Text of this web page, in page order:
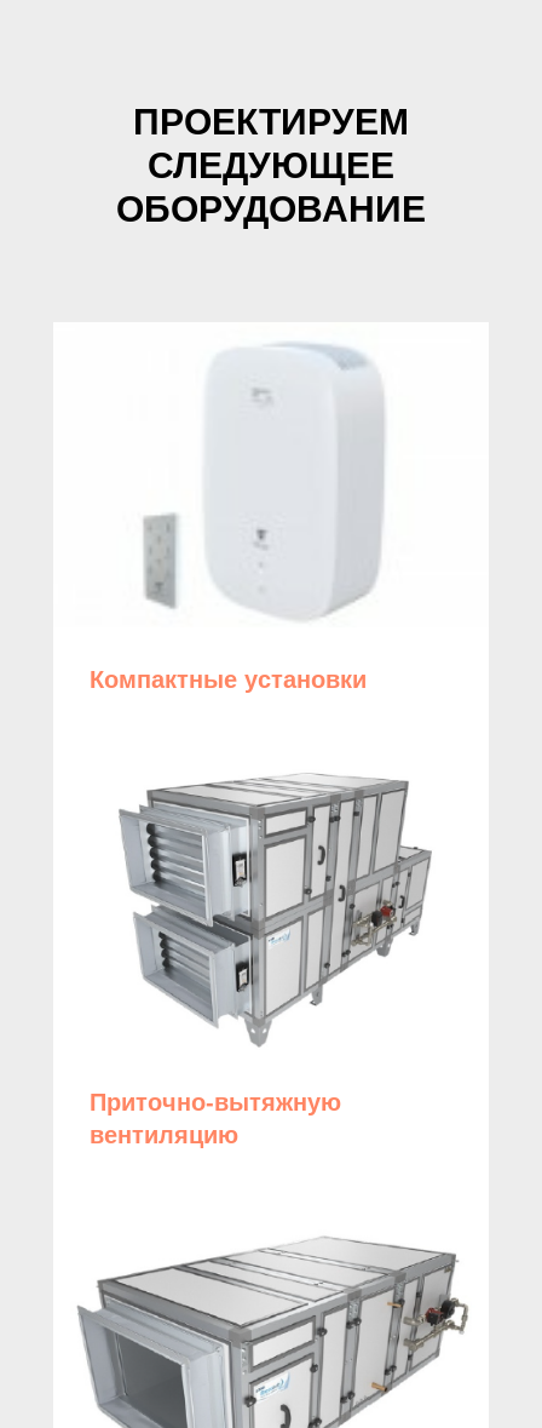
ПРОЕКТИРУЕМ
СЛЕДУЮЩЕЕ
ОБОРУДОВАНИЕ
Компактные установки
Приточно-вытяжную
вентиляцию